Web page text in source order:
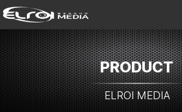
PRODUCT
ELROI MEDIA